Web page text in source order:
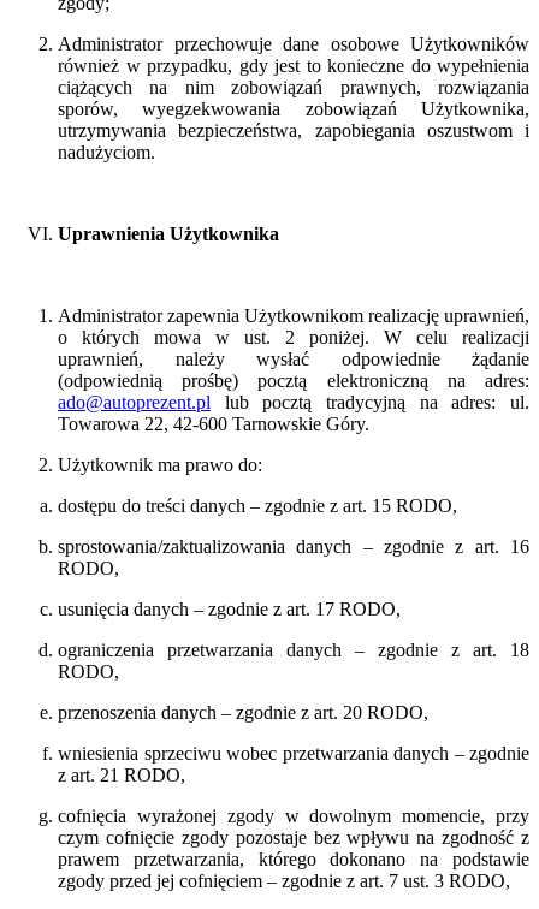
Administrator przechowuje dane osobowe Użytkowników
również w przypadku, gdy jest to konieczne do wypełnienia
ciążących na nim zobowiązań prawnych, rozwiązania
sporów, wyegzekwowania zobowiązań Użytkownika,
utrzymywania bezpieczeństwa, zapobiegania oszustwom i
nadużyciom.
Uprawnienia Użytkownika
Administrator zapewnia Użytkownikom realizację uprawnień,
o których mowa w ust. 2 poniżej. W celu realizacji
uprawnień, należy wysłać odpowiednie żądanie
(odpowiednią prośbę) pocztą elektroniczną na adres:
ado@autoprezent.pl
lub pocztą tradycyjną na adres:
ul.
Towarowa 22, 42-600 Tarnowskie Góry.
Użytkownik ma prawo do:
dostępu do treści danych – zgodnie z art. 15 RODO,
sprostowania/zaktualizowania danych – zgodnie z art. 16
RODO,
usunięcia danych – zgodnie z art. 17 RODO,
ograniczenia przetwarzania danych – zgodnie z art. 18
RODO,
przenoszenia danych – zgodnie z art. 20 RODO,
wniesienia sprzeciwu wobec przetwarzania danych – zgodnie
z art. 21 RODO,
cofnięcia wyrażonej zgody w dowolnym momencie, przy
czym cofnięcie zgody pozostaje bez wpływu na zgodność z
prawem przetwarzania, którego dokonano na podstawie
zgody przed jej cofnięciem – zgodnie z art. 7 ust. 3 RODO,